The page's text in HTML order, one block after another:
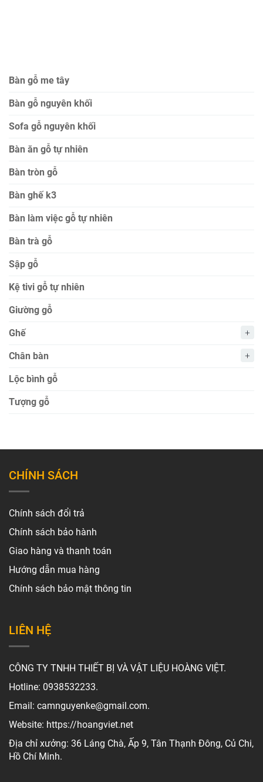
Bàn gỗ me tây
Bàn gỗ nguyên khối
Sofa gỗ nguyên khối
Bàn ăn gỗ tự nhiên
Bàn tròn gỗ
Bàn ghế k3
Bàn làm việc gỗ tự nhiên
Bàn trà gỗ
Sập gỗ
Kệ tivi gỗ tự nhiên
Giường gỗ
Ghế
Chân bàn
Lộc bình gỗ
Tượng gỗ
CHÍNH SÁCH
Chính sách đổi trả
Chính sách bảo hành
Giao hàng và thanh toán
Hướng dẫn mua hàng
Chính sách bảo mật thông tin
LIÊN HỆ
CÔNG TY TNHH THIẾT BỊ VÀ VẬT LIỆU HOÀNG VIỆT.
Hotline: 0938532233.
Email: camnguyenke@gmail.com.
Website: https://hoangviet.net
Địa chỉ xưởng: 36 Láng Chà, Ấp 9, Tân Thạnh Đông, Củ Chi,
Hồ Chí Minh.